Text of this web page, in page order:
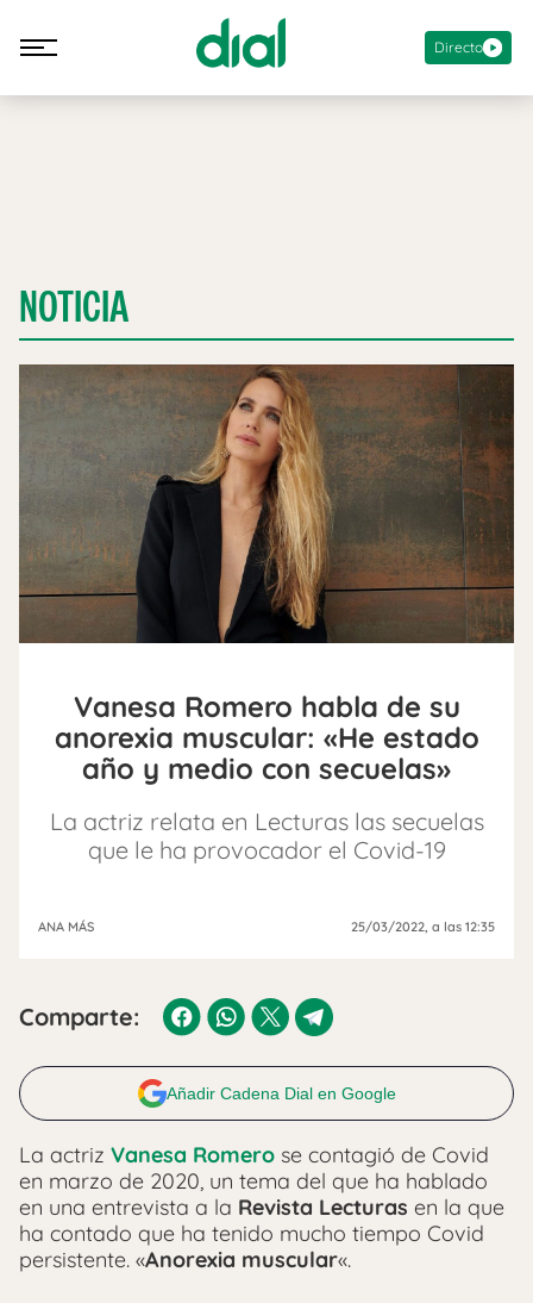
Directo
NOTICIA
Vanesa Romero habla de su
anorexia muscular: «He estado
año y medio con secuelas»
La actriz relata en Lecturas las secuelas
que le ha provocador el Covid-19
ANA MÁS 25/03/2022, a las 12:35
Comparte:
Añadir Cadena Dial en Google
La actriz Vanesa Romero se contagió de Covid
en marzo de 2020, un tema del que ha hablado
en una entrevista a la Revista Lecturas en la que
ha contado que ha tenido mucho tiempo Covid
persistente. «Anorexia muscular«.